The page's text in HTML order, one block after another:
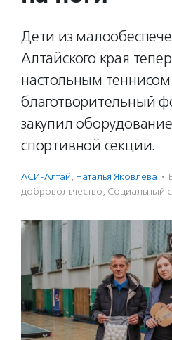
Дети из
Алтайского края
настольным
благотворительный
закупил
спортивной секции.
АСИ-Алтай, Наталья Яковлева ·
доброволь­чест­во, Социальный